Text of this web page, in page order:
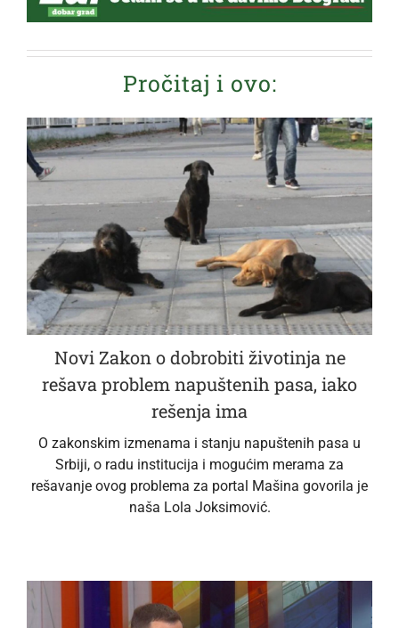
Pročitaj i ovo:
Novi Zakon o dobrobiti životinja ne
rešava problem napuštenih pasa, iako
rešenja ima
O zakonskim izmenama i stanju napuštenih pasa u
Srbiji, o radu institucija i mogućim merama za
rešavanje ovog problema za portal Mašina govorila je
naša Lola Joksimović.